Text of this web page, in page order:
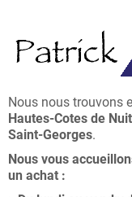
Nous nous trouvons
Hautes-Cotes de
Saint-Georges.
Nous vous
un achat :